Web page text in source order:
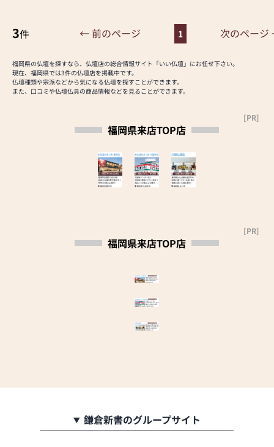
ます。位牌や線香、ろうそく
トや個別のアイテムも豊富に
揃えております。お好みやご
自宅のお仏壇に合わせて、お
バランスです。品質に妥協せ
ず、お求めやすい価格を実現
しています。お客様に長くご
利用いただけるような耐久性
のある商品を取り扱っており
ますので、安心してお買い物
します。お仏壇や仏具に関す
よりお待ちしております。」
をいたします。
しては、クーポンご利用いた
だけません（ギフト券対象
外）のでご了承ください。
3件 ← 前のページ 1 次のペー
福岡県の仏壇を探すなら、仏壇店の総合情報サイト「いい仏壇」にお任せ下さい。
現在、福岡県では3件の仏壇店を掲載中です。
仏壇種類や宗派などから気になる仏壇を探すことができます。
また、口コミや仏壇仏具の商品情報などを見ることができます。
福岡県来店TOP店
[PR]
福岡県来店TOP店
[PR]
鎌倉新書のグループサイト